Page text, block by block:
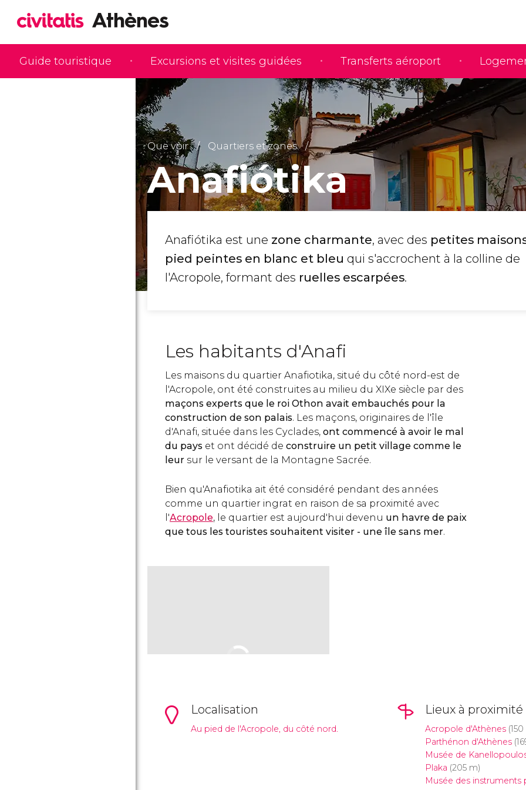
Guide touristique Excursions et visites guidées Transferts aéroport
Que voir Quartiers et zones
Anafiótika
Anafiótika est une zone charmante, avec des petites
pied peintes en blanc et bleu qui s'accrochent à la colline de
l'Acropole, formant des ruelles escarpées.
Les habitants d'Anafi
Les maisons du quartier Anafiotika, situé du côté nord-est de
l'Acropole, ont été construites au milieu du XIXe siècle par des
maçons experts que le roi Othon avait embauchés pour la
construction de son palais. Les maçons, originaires de l'île
d'Anafi, située dans les Cyclades, ont commencé à avoir le mal
du pays et ont décidé de construire un petit village comme le
leur sur le versant de la Montagne Sacrée.
Bien qu'Anafiotika ait été considéré pendant des années
comme un quartier ingrat en raison de sa proximité avec
l'Acropole, le quartier est aujourd'hui devenu un havre de paix
que tous les touristes souhaitent visiter - une île sans mer.
Localisation
Au pied de l'Acropole, du côté nord.
Lieux à proximité
Acropole d'Athènes(150
Parthénon d'Athènes
Musée de
Plaka (205 m)
Musée des instruments